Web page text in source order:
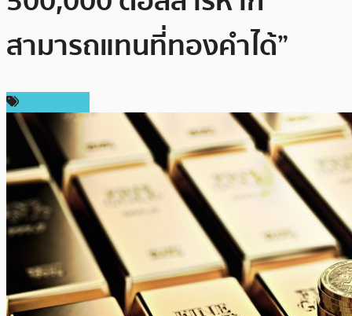
สามารถแทนที่ทองคำได้”